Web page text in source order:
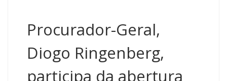
Procurador-Geral,
Diogo Ringenberg,
participa da abertura